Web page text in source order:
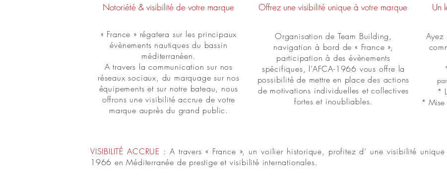
Notoriété & visibilité de votre marque Offrez une visibilité unique à votre marque
Un
« France » régatera sur les principaux
évènements nautiques du bassin
méditerranéen.
A travers la communication sur nos
réseaux sociaux, du marquage sur nos
équipements et sur notre bateau, nous
offrons une visibilité accrue de votre
marque auprès du grand public.
Organisation de Team Building,
navigation à bord de « France »,
participation à des évènements
spécifiques, l’AFCA-1966 vous offre la
possibilité de mettre en place des actions
de motivations individuelles et collectives
fortes et inoubliables.
Ayez
*
* Mise
VISIBILITÉ ACCRUE : A travers « France », un voilier historique, profitez d’ une visibilité
1966 en Méditerranée de prestige et visibilité internationales.